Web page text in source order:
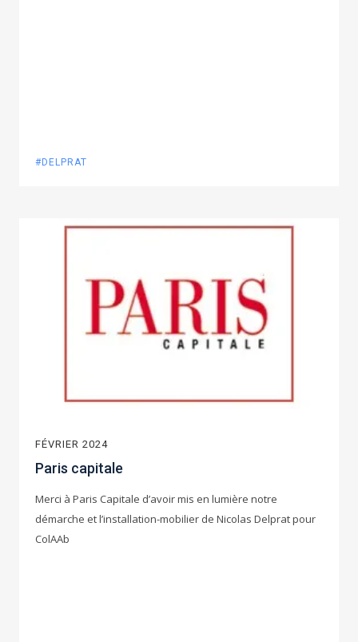
#DELPRAT
FÉVRIER 2024
Paris capitale
Merci à Paris Capitale d’avoir mis en lumière notre
démarche et l’installation-mobilier de Nicolas Delprat pour
ColAAb